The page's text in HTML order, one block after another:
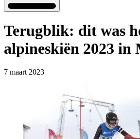
Terugblik: dit was
alpineskiën 2023 in
7 maart 2023